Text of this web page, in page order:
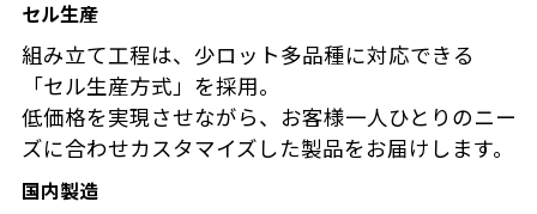
セル生産
組み立て工程は、少ロット多品種に対応できる
「セル生産方式」を採用。
低価格を実現させながら、お客様一人ひとりのニー
ズに合わせカスタマイズした製品をお届けします。
国内製造